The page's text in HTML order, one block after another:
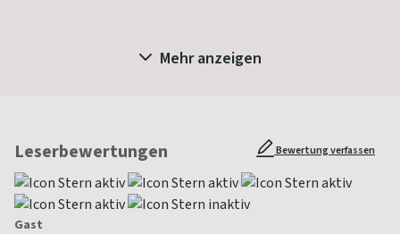
Mehr anzeigen
Leserbewertungen Bewertung verfassen
Gast